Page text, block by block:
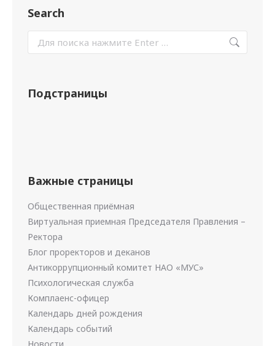
Search
Подстраницы
Важные страницы
Общественная приёмная
Виртуальная приемная Председателя Правления –
Ректора
Блог проректоров и деканов
Антикоррупционный комитет НАО «МУС»
Психологическая служба
Комплаенс-офицер
Календарь дней рождения
Календарь событий